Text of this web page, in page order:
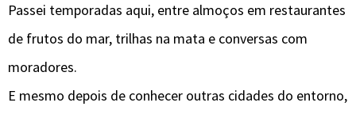
Passei temporadas aqui, entre almoços em restaurantes
de frutos do mar, trilhas na mata e conversas com
moradores.
E mesmo depois de conhecer outras cidades do entorno,